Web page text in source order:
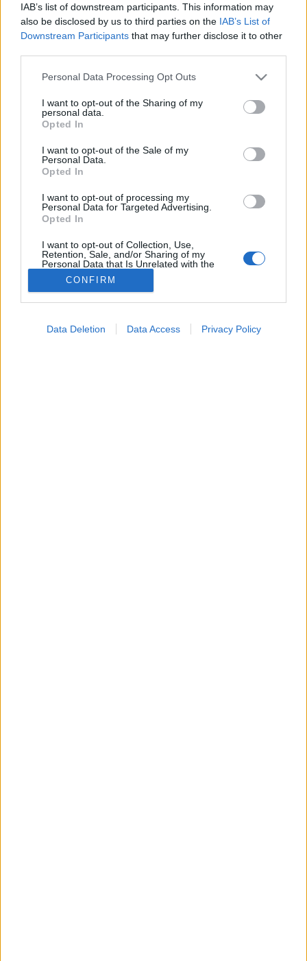
IAB’s list of downstream participants. This information may
also be disclosed by us to third parties on the IAB’s List of
Downstream Participants that may further disclose it to other
Please note that this website/app uses one or more Google
not limited to your visit or usage behaviour. You may click to
grant or deny consent to Google and its third-party tags to
use your data for below specified purposes in below Google
consent section.
Personal Data Processing Opt Outs
I want to opt-out of the Sharing of my
personal data.
Opted In
I want to opt-out of the Sale of my
Personal Data.
Opted In
I want to opt-out of processing my
Personal Data for Targeted Advertising.
Opted In
I want to opt-out of Collection, Use,
Retention, Sale, and/or Sharing of my
Personal Data that Is Unrelated with the
Purposes for which it was collected.
Opted Out
I want to allow Google to enable storage
CONFIRM
Data Deletion Data Access Privacy Policy
Immunrendszer
Immunrendszer